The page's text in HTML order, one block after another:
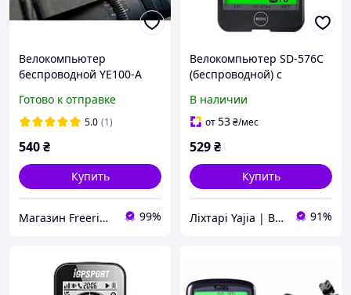
Велокомпьютер
беспроводной YE100-A
большой экран
Готово к отправке
5.0 (1)
540₴
Купить
Магазин Freeride - вело и спорт товары 99%
Велокомпьютер SD-576C
(беспроводной) с
В наличии
от53₴/мес
529₴
Купить
Ліхтарі Yajia | Bailong | Police 91%